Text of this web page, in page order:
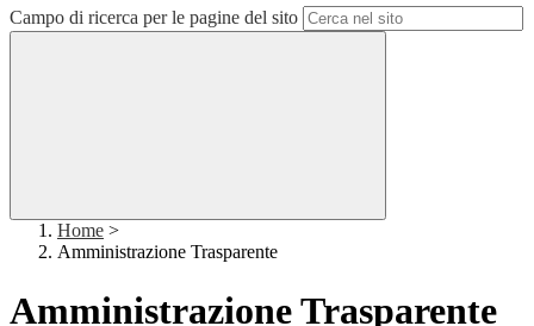
Campo di ricerca per le pagine del sito
Home >
Amministrazione Trasparente
Amministrazione Trasparente